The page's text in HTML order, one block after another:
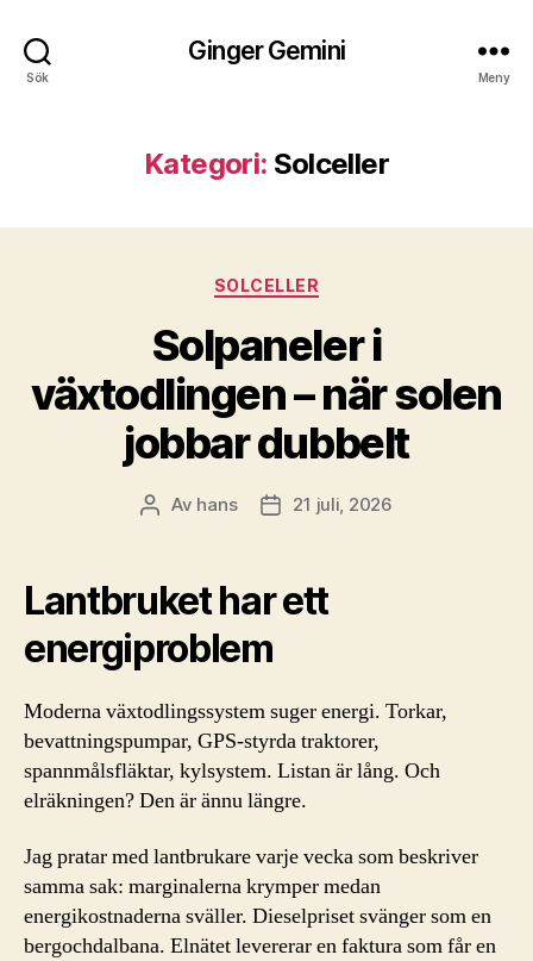
Sök
Ginger Gemini
Meny
Kategori: Solceller
Kategorier
SOLCELLER
Solpaneler i
växtodlingen – när solen
jobbar dubbelt
Inläggsförfattare
Av hans Inläggsdatum
21 juli, 2026
Lantbruket har ett
energiproblem
Moderna växtodlingssystem suger energi. Torkar,
bevattningspumpar, GPS-styrda traktorer,
spannmålsfläktar, kylsystem. Listan är lång. Och
elräkningen? Den är ännu längre.
Jag pratar med lantbrukare varje vecka som beskriver
samma sak: marginalerna krymper medan
energikostnaderna sväller. Dieselpriset svänger som en
bergochdalbana. Elnätet levererar en faktura som får en